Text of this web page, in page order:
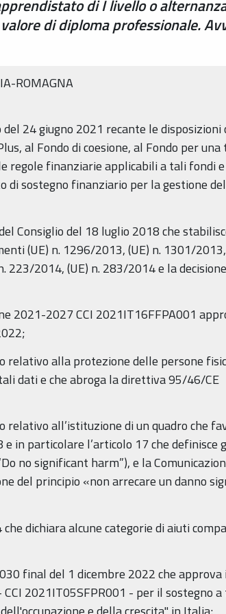
di I livello o
di diploma professionale.
ROMAGNA
24 giugno 2021 recante le disposizioni
al Fondo di coesione, al Fondo per
regole finanziarie applicabili a tali fondi
di sostegno finanziario per la gestione
del 18 luglio 2018 che
(UE) n. 1296/2013, (UE) n. 1301/2013,
223/2014, (UE) n. 283/2014 e la
2021-2027 CCI 2021IT16FFPA001
alla protezione delle persone
dati e che abroga la direttiva 95/46/CE
all’istituzione di un quadro che
in particolare l’articolo 17 che definisce
no significant harm”), e la
del principio «non arrecare un danno
dichiara alcune categorie di aiuti
final del 1 dicembre 2022 che approva
2021IT05SFPR001 - per il sostegno